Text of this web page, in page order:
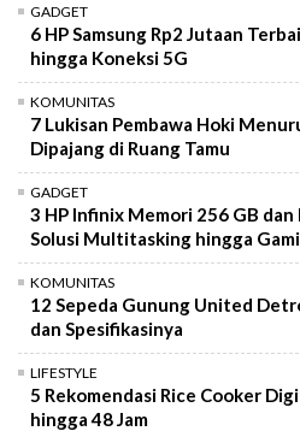
GADGET
6 HP Samsung Rp2 Jutaan
hingga Koneksi 5G
KOMUNITAS
7 Lukisan Pembawa Hoki
Dipajang di Ruang Tamu
GADGET
3 HP Infinix Memori 256 GB dan
Solusi Multitasking hingga
KOMUNITAS
12 Sepeda Gunung United
dan Spesifikasinya
LIFESTYLE
5 Rekomendasi Rice Cooker
hingga 48 Jam